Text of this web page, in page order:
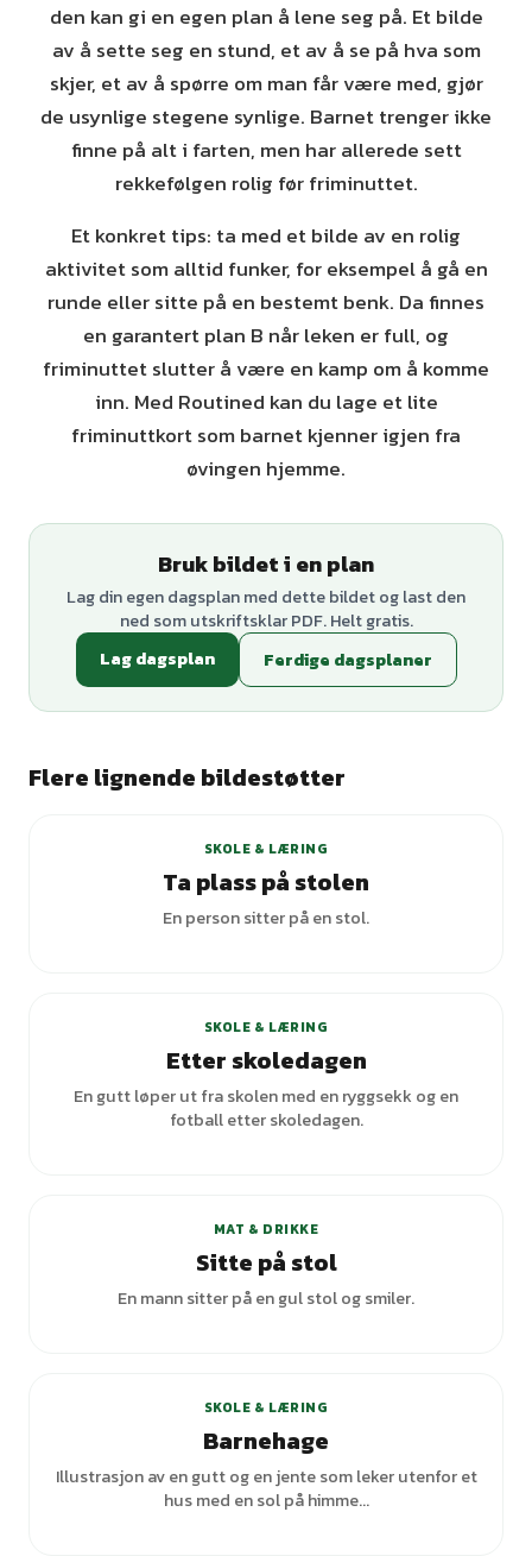
den kan gi en egen plan å lene seg på. Et bilde
av å sette seg en stund, et av å se på hva som
skjer, et av å spørre om man får være med, gjør
de usynlige stegene synlige. Barnet trenger ikke
finne på alt i farten, men har allerede sett
rekkefølgen rolig før friminuttet.
Et konkret tips: ta med et bilde av en rolig
aktivitet som alltid funker, for eksempel å gå en
runde eller sitte på en bestemt benk. Da finnes
en garantert plan B når leken er full, og
friminuttet slutter å være en kamp om å komme
inn. Med Routined kan du lage et lite
friminuttkort som barnet kjenner igjen fra
øvingen hjemme.
Bruk bildet i en plan
Lag din egen dagsplan med dette bildet og last den
ned som utskriftsklar PDF. Helt gratis.
Lag dagsplan
Ferdige dagsplaner
Flere lignende bildestøtter
SKOLE & LÆRING
Ta plass på stolen
En person sitter på en stol.
SKOLE & LÆRING
Etter skoledagen
En gutt løper ut fra skolen med en ryggsekk og en
fotball etter skoledagen.
MAT & DRIKKE
Sitte på stol
En mann sitter på en gul stol og smiler.
SKOLE & LÆRING
Barnehage
Illustrasjon av en gutt og en jente som leker utenfor et
hus med en sol på himme...